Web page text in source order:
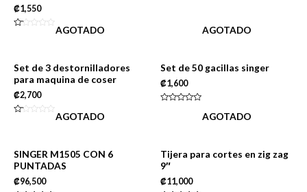
₡1,550
5
AGOTADO
Set de 3 destornilladores
para maquina de coser
₡2,700
5
AGOTADO
Set de 50 gacillas singer
₡1,600
AGOTADO
SINGER M1505 CON 6
PUNTADAS
₡96,500
AGOTADO
Tijera para cortes en zig zag
9″
₡11,000